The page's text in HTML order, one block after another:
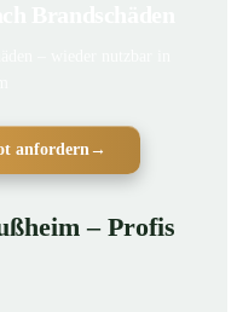
anfordern→
– Profis